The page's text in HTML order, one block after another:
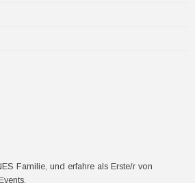
Familie, und erfahre als Erste/r von